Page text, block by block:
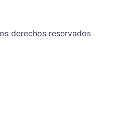
derechos reservados